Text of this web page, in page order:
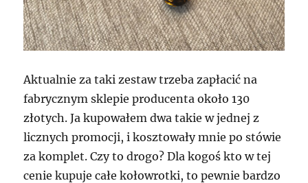
Aktualnie za taki zestaw trzeba zapłacić na
fabrycznym sklepie producenta około 130
złotych. Ja kupowałem dwa takie w jednej z
licznych promocji, i kosztowały mnie po stówie
za komplet. Czy to drogo? Dla kogoś kto w tej
cenie kupuje całe kołowrotki, to pewnie bardzo